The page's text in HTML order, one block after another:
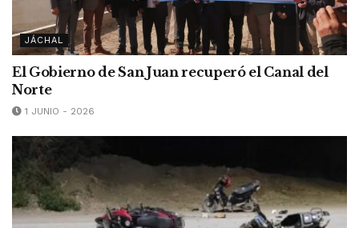
JÁCHAL
El Gobierno de San Juan recuperó el Canal del
Norte
1 JUNIO - 2026